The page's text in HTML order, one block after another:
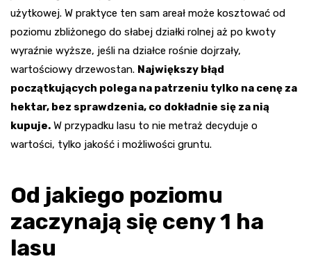
użytkowej. W praktyce ten sam areał może kosztować od
poziomu zbliżonego do słabej działki rolnej aż po kwoty
wyraźnie wyższe, jeśli na działce rośnie dojrzały,
wartościowy drzewostan. Największy błąd
początkujących polega na patrzeniu tylko na cenę za
hektar, bez sprawdzenia, co dokładnie się za nią
kupuje. W przypadku lasu to nie metraż decyduje o
wartości, tylko jakość i możliwości gruntu.
Od jakiego poziomu
zaczynają się ceny 1 ha
lasu